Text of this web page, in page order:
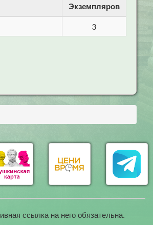
Экземпляров
3
ссылка на него обязательна.